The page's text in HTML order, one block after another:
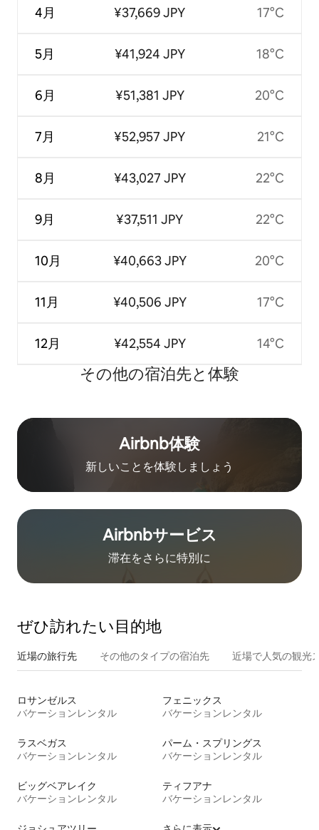
4月
5月
6月
7月
8月
9月
10月
11月
12月
¥37,669 JPY
¥41,924 JPY
¥51,381 JPY
¥52,957 JPY
¥43,027 JPY
¥37,511 JPY
¥40,663 JPY
¥40,506 JPY
¥42,554 JPY
17°C
18°C
20°C
21°C
22°C
22°C
20°C
17°C
14°C
その他の宿⁠泊⁠先と体⁠験
Airbnb体験
新しいことを体験しましょう
Airbnb⁠サ⁠ー⁠ビ⁠ス
滞在をさ⁠ら⁠に特⁠別⁠に
ぜひ訪⁠れ⁠た⁠い目⁠的⁠地
近場の旅行先 その他のタ⁠イ⁠プ⁠の宿⁠泊⁠先 近場で人気の観光
ロサンゼルス
バケーションレンタル
フェニックス
バケーションレンタル
ラスベガス
バケーションレンタル
パーム・スプリングス
バケーションレンタル
ビッグベアレイク
バケーションレンタル
ティフアナ
バケーションレンタル